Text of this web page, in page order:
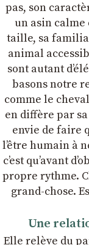
pas, son
un asin
taille, sa
animal
sont autant
basons notre
comme le
en diffère par
envie de faire
lʼêtre humain à
cʼest quʼavant
propre rythme.
grand-chose.
Une
Elle relève du